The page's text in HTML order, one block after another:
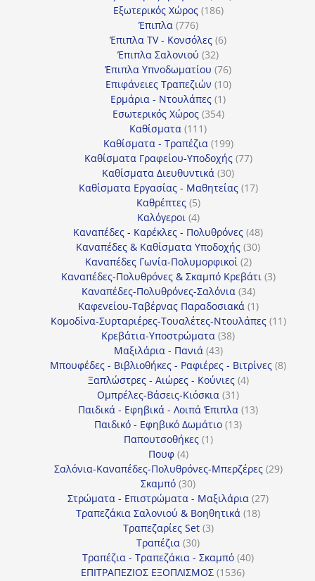
Εξωτερικός Χώρος 186186
Έπιπλα 776776
προϊόντα
Έπιπλα TV - Κονσόλες 66
Έπιπλα Σαλονιού 3232
προϊόντα
Έπιπλα Υπνοδωματίου 7676
προϊόντα
Επιφάνειες Τραπεζιών 1010
Ερμάρια - Ντουλάπες 11
προϊόν
Εσωτερικός Χώρος 354354
Καθίσματα 111111
προϊόντα
Καθίσματα - Τραπέζια 199199
προϊόντα
Καθίσματα Γραφείου-Υποδοχής 7777
Καθίσματα Διευθυντικά 3030
προϊόντα
Καθίσματα Εργασίας - Μαθητείας 1717
Καθρέπτες 55
προϊόντα
Καλόγεροι 44
προϊόντα
Καναπέδες - Καρέκλες - Πολυθρόνες 4848
προϊόντα
Καναπέδες & Καθίσματα Υποδοχής 3030
Καναπέδες Γωνία-Πολυμορφικοί 22
προϊόντα
Καναπέδες-Πολυθρόνες & Σκαμπό Κρεβάτι 33
Καναπέδες-Πολυθρόνες-Σαλόνια 3434
προϊόντα
Καφενείου-Ταβέρνας Παραδοσιακά 11
προϊόν
Κομοδίνα-Συρταριέρες-Τουαλέτες-Ντουλάπες 1111
Κρεβάτια-Υποστρώματα 3838
Μαξιλάρια - Πανιά 4343
προϊόντα
Μπουφέδες - Βιβλιοθήκες - Ραφιέρες - Βιτρίνες 88
Ξαπλώστρες - Αιώρες - Κούνιες 44
Ομπρέλες-Βάσεις-Κιόσκια 3131
προϊόντα
Παιδικά - Εφηβικά - Λοιπά Έπιπλα 1313
Παιδικό - Εφηβικό Δωμάτιο 1313
Παπουτσοθήκες 11
Πουφ 44
προϊόντα
Σαλόνια-Καναπέδες-Πολυθρόνες-Μπερζέρες 2929
Σκαμπό 3030
προϊόντα
Στρώματα - Επιστρώματα - Μαξιλάρια 2727
Τραπεζάκια Σαλονιού & Βοηθητικά 1818
Τραπεζαρίες Set 33
Τραπέζια 3030
προϊόντα
Τραπέζια - Τραπεζάκια - Σκαμπό 4040
ΕΠΙΤΡΑΠΕΖΙΟΣ ΕΞΟΠΛΙΣΜΟΣ 15361536